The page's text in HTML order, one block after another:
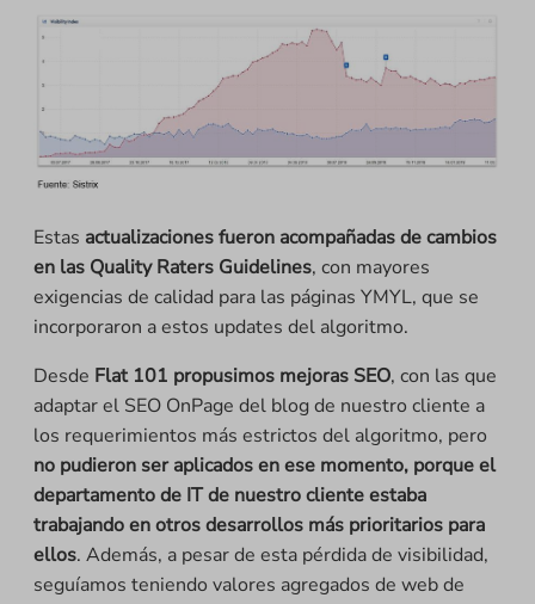
Estas actualizaciones fueron acompañadas de cambios
en las Quality Raters Guidelines, con mayores
exigencias de calidad para las páginas YMYL, que se
incorporaron a estos updates del algoritmo.
Desde Flat 101 propusimos mejoras SEO, con las que
adaptar el SEO OnPage del blog de nuestro cliente a
los requerimientos más estrictos del algoritmo, pero
no pudieron ser aplicados en ese momento, porque el
departamento de IT de nuestro cliente estaba
trabajando en otros desarrollos más prioritarios para
ellos. Además, a pesar de esta pérdida de visibilidad,
seguíamos teniendo valores agregados de web de